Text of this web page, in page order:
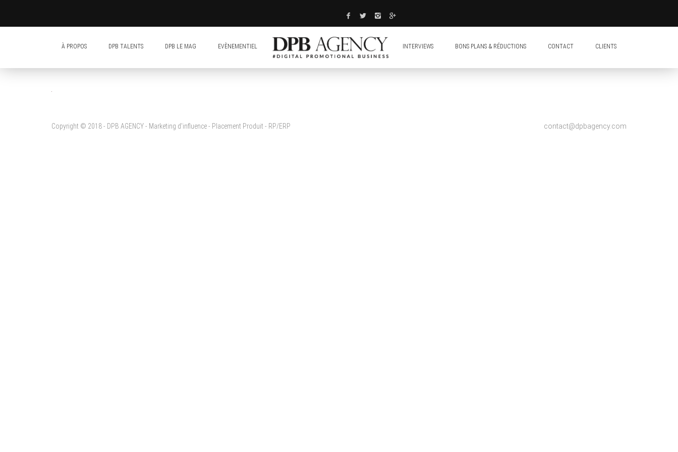
À PROPOS DPB TALENTS DPB LE MAG EVÈNEMENTIEL INTERVIEWS BONS PLANS & RÉDUCTIONS CONTACT CLIENTS
Copyright © 2018 - DPB AGENCY - Marketing d'influence - Placement Produit - RP/ERP contact@dpbagency.com